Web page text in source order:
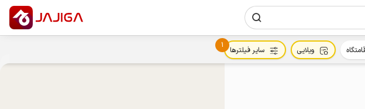
ویلایی
1
سایر فیلترها